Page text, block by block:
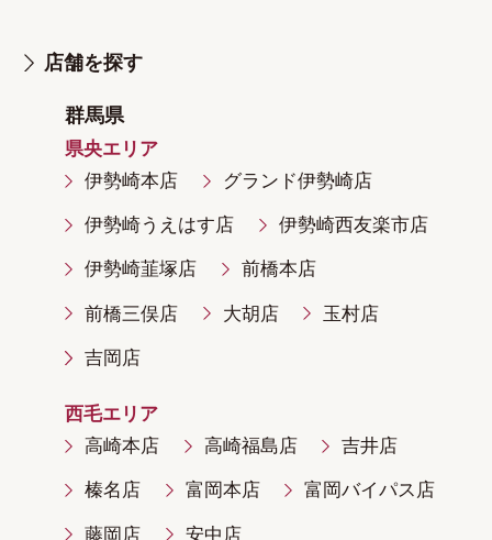
店舗を探す
群馬県
県央エリア
伊勢崎本店
グランド伊勢崎店
伊勢崎うえはす店 伊勢崎西友楽市店
伊勢崎韮塚店 前橋本店
前橋三俣店 大胡店 玉村店
吉岡店
西毛エリア
高崎本店
高崎福島店 吉井店
榛名店 富岡本店 富岡バイパス店
藤岡店 安中店